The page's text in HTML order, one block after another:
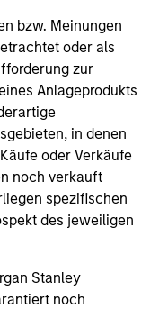
bzw. Meinungen
oder als
zur
Anlageprodukts
in denen
oder Verkäufe
noch verkauft
spezifischen
des jeweiligen
Stanley
noch
roles.
Tailwind
markets is
trade, which
the earnings